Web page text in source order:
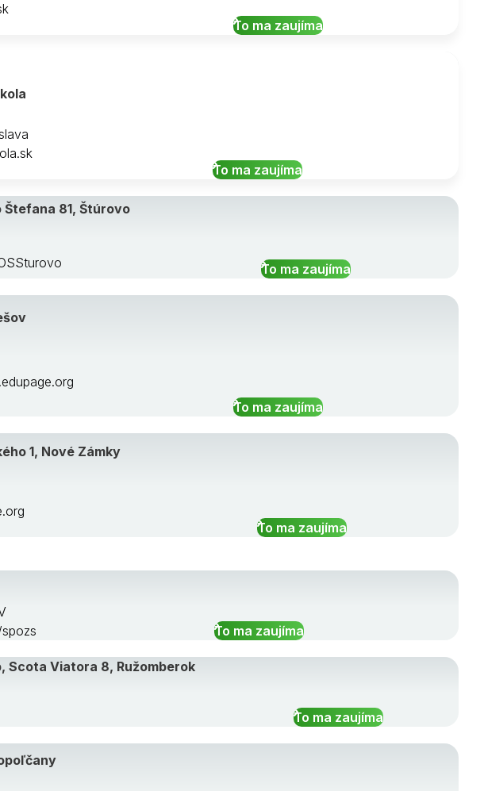
To ma zaujíma
To ma zaujíma
81, Štúrovo
To ma zaujíma
To ma zaujíma
1, Nové Zámky
To ma zaujíma
To ma zaujíma
Scota Viatora 8, Ružomberok
To ma zaujíma